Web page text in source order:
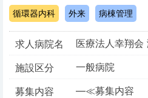
循環器内科 外来 病棟管理
求人病院名
医療法人幸翔会
施設区分
一般病院
募集内容
―≪募集内容